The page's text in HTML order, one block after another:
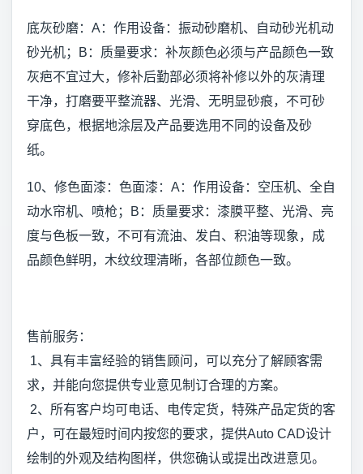
底灰砂磨：A：作用设备：振动砂磨机、自动砂光机动
砂光机；B：质量要求：补灰颜色必须与产品颜色一致
灰疤不宜过大，修补后勤部必须将补修以外的灰清理
干净，打磨要平整流器、光滑、无明显砂痕，不可砂
穿底色，根据地涂层及产品要选用不同的设备及砂
纸。
10、修色面漆：色面漆：A：作用设备：空压机、全自
动水帘机、喷枪；B：质量要求：漆膜平整、光滑、亮
度与色板一致，不可有流油、发白、积油等现象，成
品颜色鲜明，木纹纹理清晰，各部位颜色一致。
售前服务：
1、具有丰富经验的销售顾问，可以充分了解顾客需
求，并能向您提供专业意见制订合理的方案。
2、所有客户均可电话、电传定货，特殊产品定货的客
户，可在最短时间内按您的要求，提供Auto CAD设计
绘制的外观及结构图样，供您确认或提出改进意见。